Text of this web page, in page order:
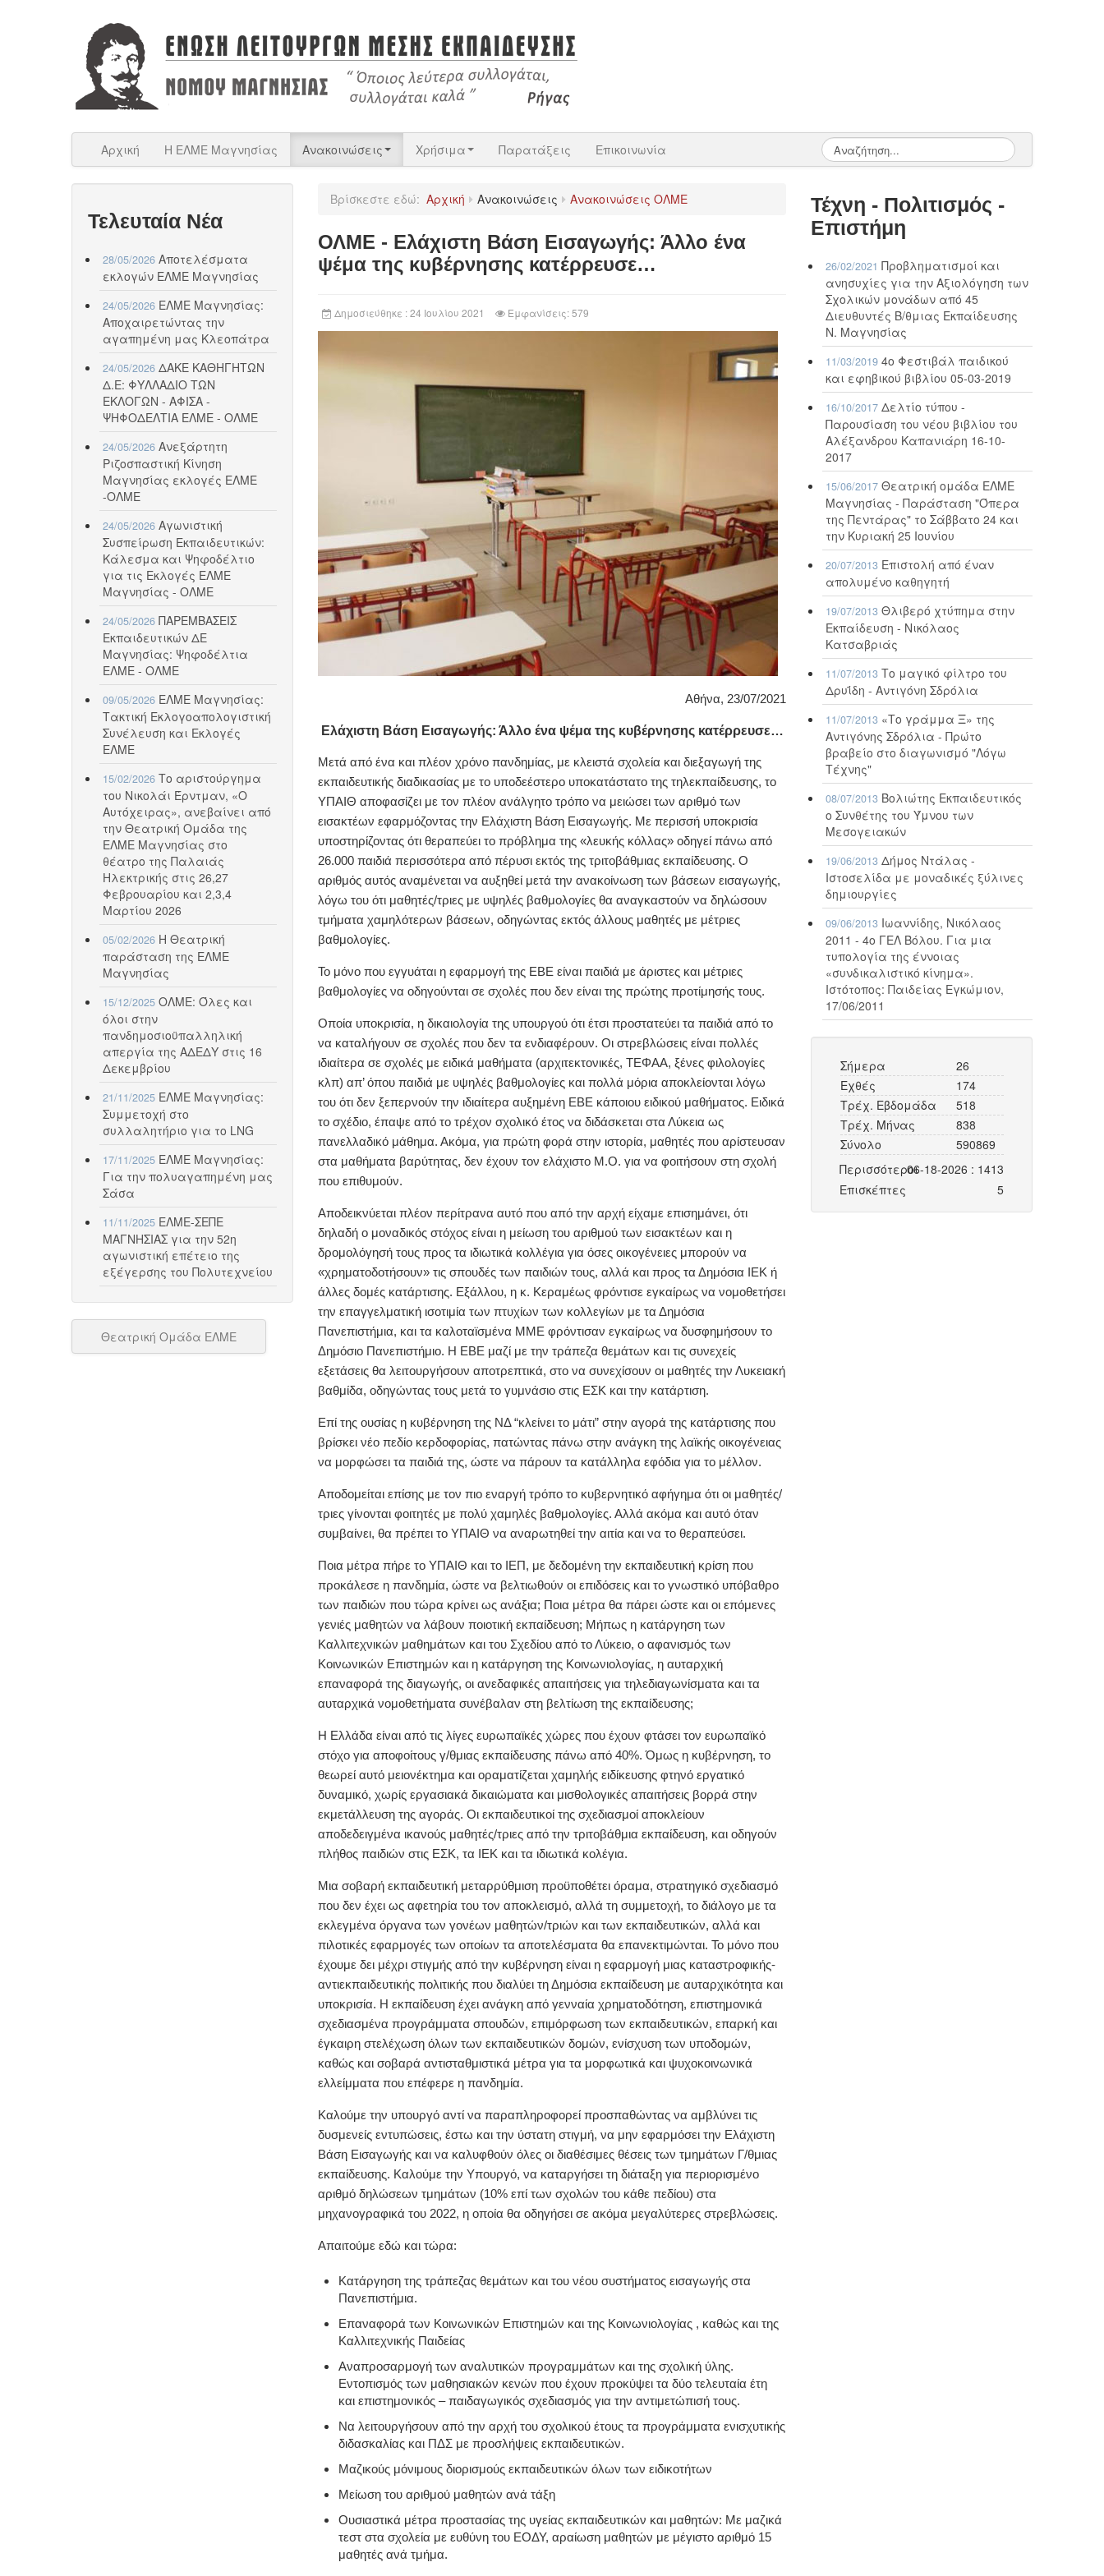
Αρχική Η ΕΛΜΕ Μαγνησίας Ανακοινώσεις Χρήσιμα Παρατάξεις Επικοινωνία
Τελευταία Νέα
28/05/2026 Αποτελέσματα
εκλογών ΕΛΜΕ Μαγνησίας
24/05/2026 ΕΛΜΕ Μαγνησίας:
Αποχαιρετώντας την
αγαπημένη μας Κλεοπάτρα
24/05/2026 ΔΑΚΕ ΚΑΘΗΓΗΤΩΝ
Δ.Ε: ΦΥΛΛΑΔΙΟ ΤΩΝ
ΕΚΛΟΓΩΝ - ΑΦΙΣΑ -
ΨΗΦΟΔΕΛΤΙΑ ΕΛΜΕ - ΟΛΜΕ
24/05/2026 Ανεξάρτητη
Ριζοσπαστική Κίνηση
Μαγνησίας εκλογές ΕΛΜΕ
-ΟΛΜΕ
24/05/2026 Αγωνιστική
Συσπείρωση Εκπαιδευτικών:
Κάλεσμα και Ψηφοδέλτιο
για τις Εκλογές ΕΛΜΕ
Μαγνησίας - ΟΛΜΕ
24/05/2026 ΠΑΡΕΜΒΑΣΕΙΣ
Εκπαιδευτικών ΔΕ
Μαγνησίας: Ψηφοδέλτια
ΕΛΜΕ - ΟΛΜΕ
09/05/2026 ΕΛΜΕ Μαγνησίας:
Τακτική Εκλογοαπολογιστική
Συνέλευση και Εκλογές
ΕΛΜΕ
15/02/2026 Το αριστούργημα
του Νικολάι Έρντμαν, «Ο
Αυτόχειρας», ανεβαίνει από
την Θεατρική Ομάδα της
ΕΛΜΕ Μαγνησίας στο
θέατρο της Παλαιάς
Ηλεκτρικής στις 26,27
Φεβρουαρίου και 2,3,4
Μαρτίου 2026
05/02/2026 Η Θεατρική
παράσταση της ΕΛΜΕ
Μαγνησίας
15/12/2025 ΟΛΜΕ: Όλες και
όλοι στην
πανδημοσιοϋπαλληλική
απεργία της ΑΔΕΔΥ στις 16
Δεκεμβρίου
21/11/2025 ΕΛΜΕ Μαγνησίας:
Συμμετοχή στο
συλλαλητήριο για το LNG
17/11/2025 ΕΛΜΕ Μαγνησίας:
Για την πολυαγαπημένη μας
Σάσα
11/11/2025 ΕΛΜΕ-ΣΕΠΕ
ΜΑΓΝΗΣΙΑΣ για την 52η
αγωνιστική επέτειο της
εξέγερσης του Πολυτεχνείου
Θεατρική Ομάδα ΕΛΜΕ
Βρίσκεστε εδώ: Αρχική Ανακοινώσεις Ανακοινώσεις ΟΛΜΕ
ΟΛΜΕ - Ελάχιστη Βάση Εισαγωγής: Άλλο ένα
ψέμα της κυβέρνησης κατέρρευσε…
Δημοσιεύθηκε : 24 Ιουλίου 2021 Εμφανίσεις: 579
Αθήνα, 23/07/2021
Ελάχιστη Βάση Εισαγωγής: Άλλο ένα ψέμα της κυβέρνησης κατέρρευσε…
Μετά από ένα και πλέον χρόνο πανδημίας, με κλειστά σχολεία και διεξαγωγή της
εκπαιδευτικής διαδικασίας με το υποδεέστερο υποκατάστατο της τηλεκπαίδευσης, το
ΥΠΑΙΘ αποφασίζει με τον πλέον ανάλγητο τρόπο να μειώσει των αριθμό των
εισακτέων εφαρμόζοντας την Ελάχιστη Βάση Εισαγωγής. Με περισσή υποκρισία
υποστηρίζοντας ότι θεραπεύει το πρόβλημα της «λευκής κόλλας» οδηγεί πάνω από
26.000 παιδιά περισσότερα από πέρυσι εκτός της τριτοβάθμιας εκπαίδευσης. Ο
αριθμός αυτός αναμένεται να αυξηθεί μετά την ανακοίνωση των βάσεων εισαγωγής,
λόγω του ότι μαθητές/τριες με υψηλές βαθμολογίες θα αναγκαστούν να δηλώσουν
τμήματα χαμηλότερων βάσεων, οδηγώντας εκτός άλλους μαθητές με μέτριες
βαθμολογίες.
Το μόνο που εγγυάται η εφαρμογή της ΕΒΕ είναι παιδιά με άριστες και μέτριες
βαθμολογίες να οδηγούνται σε σχολές που δεν είναι της πρώτης προτίμησής τους.
Οποία υποκρισία, η δικαιολογία της υπουργού ότι έτσι προστατεύει τα παιδιά από το
να καταλήγουν σε σχολές που δεν τα ενδιαφέρουν. Οι στρεβλώσεις είναι πολλές
ιδιαίτερα σε σχολές με ειδικά μαθήματα (αρχιτεκτονικές, ΤΕΦΑΑ, ξένες φιλολογίες
κλπ) απ’ όπου παιδιά με υψηλές βαθμολογίες και πολλά μόρια αποκλείονται λόγω
του ότι δεν ξεπερνούν την ιδιαίτερα αυξημένη ΕΒΕ κάποιου ειδικού μαθήματος. Ειδικά
το σχέδιο, έπαψε από το τρέχον σχολικό έτος να διδάσκεται στα Λύκεια ως
πανελλαδικό μάθημα. Ακόμα, για πρώτη φορά στην ιστορία, μαθητές που αρίστευσαν
στα μαθήματα βαρύτητας, δεν έχουν τον ελάχιστο Μ.Ο. για να φοιτήσουν στη σχολή
που επιθυμούν.
Αποδεικνύεται πλέον περίτρανα αυτό που από την αρχή είχαμε επισημάνει, ότι
δηλαδή ο μοναδικός στόχος είναι η μείωση του αριθμού των εισακτέων και η
δρομολόγησή τους προς τα ιδιωτικά κολλέγια για όσες οικογένειες μπορούν να
«χρηματοδοτήσουν» τις σπουδές των παιδιών τους, αλλά και προς τα Δημόσια ΙΕΚ ή
άλλες δομές κατάρτισης. Εξάλλου, η κ. Κεραμέως φρόντισε εγκαίρως να νομοθετήσει
την επαγγελματική ισοτιμία των πτυχίων των κολλεγίων με τα Δημόσια
Πανεπιστήμια, και τα καλοταϊσμένα ΜΜΕ φρόντισαν εγκαίρως να δυσφημήσουν το
Δημόσιο Πανεπιστήμιο. Η ΕΒΕ μαζί με την τράπεζα θεμάτων και τις συνεχείς
εξετάσεις θα λειτουργήσουν αποτρεπτικά, στο να συνεχίσουν οι μαθητές την Λυκειακή
βαθμίδα, οδηγώντας τους μετά το γυμνάσιο στις ΕΣΚ και την κατάρτιση.
Επί της ουσίας η κυβέρνηση της ΝΔ “κλείνει το μάτι” στην αγορά της κατάρτισης που
βρίσκει νέο πεδίο κερδοφορίας, πατώντας πάνω στην ανάγκη της λαϊκής οικογένειας
να μορφώσει τα παιδιά της, ώστε να πάρουν τα κατάλληλα εφόδια για το μέλλον.
Αποδομείται επίσης με τον πιο εναργή τρόπο το κυβερνητικό αφήγημα ότι οι μαθητές/
τριες γίνονται φοιτητές με πολύ χαμηλές βαθμολογίες. Αλλά ακόμα και αυτό όταν
συμβαίνει, θα πρέπει το ΥΠΑΙΘ να αναρωτηθεί την αιτία και να το θεραπεύσει.
Ποια μέτρα πήρε το ΥΠΑΙΘ και το ΙΕΠ, με δεδομένη την εκπαιδευτική κρίση που
προκάλεσε η πανδημία, ώστε να βελτιωθούν οι επιδόσεις και το γνωστικό υπόβαθρο
των παιδιών που τώρα κρίνει ως ανάξια; Ποια μέτρα θα πάρει ώστε και οι επόμενες
γενιές μαθητών να λάβουν ποιοτική εκπαίδευση; Μήπως η κατάργηση των
Καλλιτεχνικών μαθημάτων και του Σχεδίου από το Λύκειο, ο αφανισμός των
Κοινωνικών Επιστημών και η κατάργηση της Κοινωνιολογίας, η αυταρχική
επαναφορά της διαγωγής, οι ανεδαφικές απαιτήσεις για τηλεδιαγωνίσματα και τα
αυταρχικά νομοθετήματα συνέβαλαν στη βελτίωση της εκπαίδευσης;
Η Ελλάδα είναι από τις λίγες ευρωπαϊκές χώρες που έχουν φτάσει τον ευρωπαϊκό
στόχο για αποφοίτους γ/θμιας εκπαίδευσης πάνω από 40%. Όμως η κυβέρνηση, το
θεωρεί αυτό μειονέκτημα και οραματίζεται χαμηλής ειδίκευσης φτηνό εργατικό
δυναμικό, χωρίς εργασιακά δικαιώματα και μισθολογικές απαιτήσεις βορρά στην
εκμετάλλευση της αγοράς. Οι εκπαιδευτικοί της σχεδιασμοί αποκλείουν
αποδεδειγμένα ικανούς μαθητές/τριες από την τριτοβάθμια εκπαίδευση, και οδηγούν
πλήθος παιδιών στις ΕΣΚ, τα ΙΕΚ και τα ιδιωτικά κολέγια.
Μια σοβαρή εκπαιδευτική μεταρρύθμιση προϋποθέτει όραμα, στρατηγικό σχεδιασμό
που δεν έχει ως αφετηρία του τον αποκλεισμό, αλλά τη συμμετοχή, το διάλογο με τα
εκλεγμένα όργανα των γονέων μαθητών/τριών και των εκπαιδευτικών, αλλά και
πιλοτικές εφαρμογές των οποίων τα αποτελέσματα θα επανεκτιμώνται. Το μόνο που
έχουμε δει μέχρι στιγμής από την κυβέρνηση είναι η εφαρμογή μιας καταστροφικής-
αντιεκπαιδευτικής πολιτικής που διαλύει τη Δημόσια εκπαίδευση με αυταρχικότητα και
υποκρισία. Η εκπαίδευση έχει ανάγκη από γενναία χρηματοδότηση, επιστημονικά
σχεδιασμένα προγράμματα σπουδών, επιμόρφωση των εκπαιδευτικών, επαρκή και
έγκαιρη στελέχωση όλων των εκπαιδευτικών δομών, ενίσχυση των υποδομών,
καθώς και σοβαρά αντισταθμιστικά μέτρα για τα μορφωτικά και ψυχοκοινωνικά
ελλείμματα που επέφερε η πανδημία.
Καλούμε την υπουργό αντί να παραπληροφορεί προσπαθώντας να αμβλύνει τις
δυσμενείς εντυπώσεις, έστω και την ύστατη στιγμή, να μην εφαρμόσει την Ελάχιστη
Βάση Εισαγωγής και να καλυφθούν όλες οι διαθέσιμες θέσεις των τμημάτων Γ/θμιας
εκπαίδευσης. Καλούμε την Υπουργό, να καταργήσει τη διάταξη για περιορισμένο
αριθμό δηλώσεων τμημάτων (10% επί των σχολών του κάθε πεδίου) στα
μηχανογραφικά του 2022, η οποία θα οδηγήσει σε ακόμα μεγαλύτερες στρεβλώσεις.
Απαιτούμε εδώ και τώρα:
Κατάργηση της τράπεζας θεμάτων και του νέου συστήματος εισαγωγής στα
Πανεπιστήμια.
Επαναφορά των Κοινωνικών Επιστημών και της Κοινωνιολογίας , καθώς και της
Καλλιτεχνικής Παιδείας
Αναπροσαρμογή των αναλυτικών προγραμμάτων και της σχολική ύλης.
Εντοπισμός των μαθησιακών κενών που έχουν προκύψει τα δύο τελευταία έτη
και επιστημονικός – παιδαγωγικός σχεδιασμός για την αντιμετώπισή τους.
Να λειτουργήσουν από την αρχή του σχολικού έτους τα προγράμματα ενισχυτικής
διδασκαλίας και ΠΔΣ με προσλήψεις εκπαιδευτικών.
Μαζικούς μόνιμους διορισμούς εκπαιδευτικών όλων των ειδικοτήτων
Μείωση του αριθμού μαθητών ανά τάξη
Ουσιαστικά μέτρα προστασίας της υγείας εκπαιδευτικών και μαθητών: Με μαζικά
τεστ στα σχολεία με ευθύνη του ΕΟΔΥ, αραίωση μαθητών με μέγιστο αριθμό 15
μαθητές ανά τμήμα.
Τέχνη - Πολιτισμός -
Επιστήμη
26/02/2021 Προβληματισμοί και
ανησυχίες για την Αξιολόγηση των
Σχολικών μονάδων από 45
Διευθυντές Β/θμιας Εκπαίδευσης
Ν. Μαγνησίας
11/03/2019 4ο Φεστιβάλ παιδικού
και εφηβικού βιβλίου 05-03-2019
16/10/2017 Δελτίο τύπου -
Παρουσίαση του νέου βιβλίου του
Αλέξανδρου Καπανιάρη 16-10-
2017
15/06/2017 Θεατρική ομάδα ΕΛΜΕ
Μαγνησίας - Παράσταση "Όπερα
της Πεντάρας" το Σάββατο 24 και
την Κυριακή 25 Ιουνίου
20/07/2013 Επιστολή από έναν
απολυμένο καθηγητή
19/07/2013 Θλιβερό χτύπημα στην
Εκπαίδευση - Νικόλαος
Κατσαβριάς
11/07/2013 Το μαγικό φίλτρο του
Δρυΐδη - Αντιγόνη Σδρόλια
11/07/2013 «Το γράμμα Ξ» της
Αντιγόνης Σδρόλια - Πρώτο
βραβείο στο διαγωνισμό "Λόγω
Τέχνης"
08/07/2013 Βολιώτης Εκπαιδευτικός
ο Συνθέτης του Ύμνου των
Μεσογειακών
19/06/2013 Δήμος Ντάλας -
Ιστοσελίδα με μοναδικές ξύλινες
δημιουργίες
09/06/2013 Ιωαννίδης, Νικόλαος
2011 - 4ο ΓΕΛ Βόλου. Για μια
τυπολογία της έννοιας
«συνδικαλιστικό κίνημα».
Ιστότοπος: Παιδείας Εγκώμιον,
17/06/2011
Σήμερα
26
Εχθές
174
Τρέχ. Εβδομάδα
518
Τρέχ. Μήνας
838
Σύνολο
590869
Περισσότεροι06-18-2026 : 1413
Επισκέπτες
5